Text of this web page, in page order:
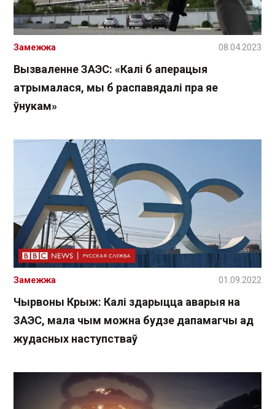
Вызваленне ЗАЭС: «Калі б аперацыя
атрымалася, мы б распавядалі пра яе
ўнукам»
Замежжа 08.04.2023
Чырвоны Крыж: Калі здарыцца аварыя на
ЗАЭС, мала чым можна будзе дапамагчы ад
жудасных наступстваў
Замежжа 01.09.2022